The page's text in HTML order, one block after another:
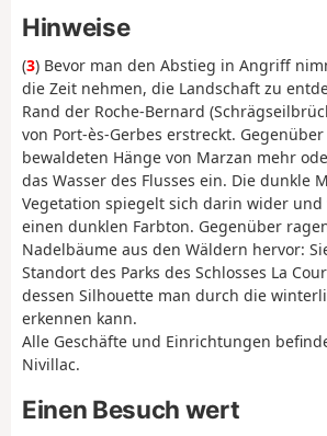
Hinweise
(3) Bevor man den Abstieg in Angriff
die Zeit nehmen, die Landschaft zu
Rand der Roche-Bernard
von Port-ès-Gerbes erstreckt.
bewaldeten Hänge von Marzan mehr
das Wasser des Flusses ein. Die dunkle
Vegetation spiegelt sich darin wider
einen dunklen Farbton. Gegenüber
Nadelbäume aus den Wäldern hervor:
Standort des Parks des Schlosses La
dessen Silhouette man durch die
erkennen kann.
Alle Geschäfte und Einrichtungen
Nivillac.
Einen Besuch wert